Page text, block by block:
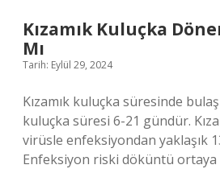
Kızamık Kuluçka
Mı
Tarih: Eylül 29, 2024
Kızamık kuluçka süresinde
kuluçka süresi 6-21 gündür.
virüsle enfeksiyondan yaklaşık
Enfeksiyon riski döküntü ortaya